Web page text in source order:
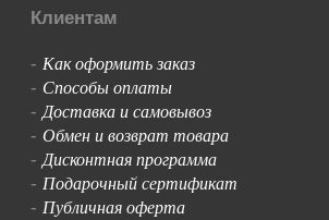
Клиентам
- Как оформить заказ
- Способы оплаты
-Доставка и самовывоз
- Обмен и возврат товара
-Дисконтная программа
- Подарочный сертификат
- Публичная оферта